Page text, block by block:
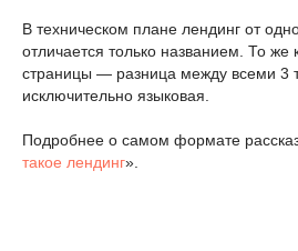
В техническом плане лендинг от
отличается только названием. То же
страницы — разница между всеми 3
исключительно языковая.
Подробнее о самом формате
такое лендинг».